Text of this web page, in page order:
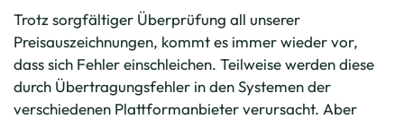
Trotz sorgfältiger Überprüfung all unserer
Preisauszeichnungen, kommt es immer wieder vor,
dass sich Fehler einschleichen. Teilweise werden diese
durch Übertragungsfehler in den Systemen der
verschiedenen Plattformanbieter verursacht. Aber